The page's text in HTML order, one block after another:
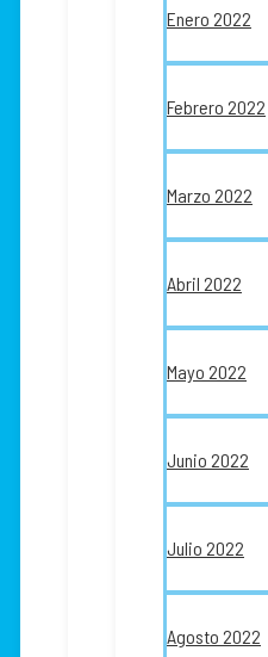
Enero 2022
Febrero 2022
Marzo 2022
Abril 2022
Mayo 2022
Junio 2022
Julio 2022
Agosto 2022